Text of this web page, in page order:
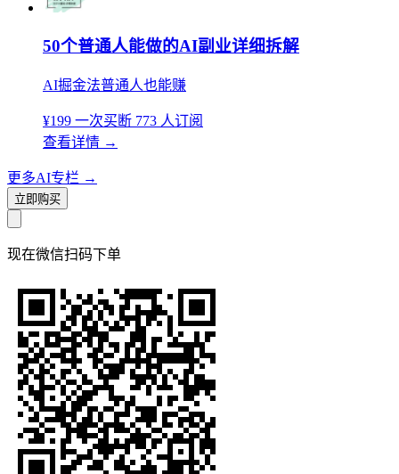
50个普通人能做的AI副业详细拆解
AI掘金法普通人也能赚
¥199 一次买断 773 人订阅
查看详情 →
更多AI专栏 →
立即购买
现在微信扫码下单